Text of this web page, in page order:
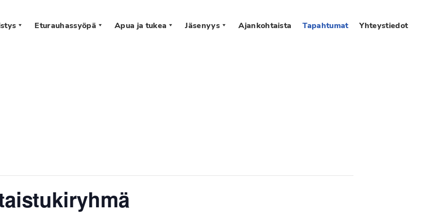
Eturauhassyöpä Apua ja tukea Jäsenyys Ajankohtaista Tapahtumat Yhteystiedot